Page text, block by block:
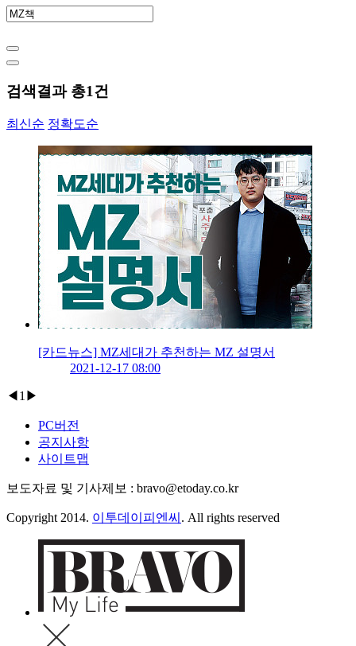
검색결과 총1건
최신순 정확도순
[카드뉴스] MZ세대가 추천하는 MZ 설명서
2021-12-17 08:00
◀ 1 ▶
PC버전
공지사항
사이트맵
보도자료 및 기사제보 : bravo@etoday.co.kr
Copyright 2014. 이투데이피엔씨 . All rights reserved